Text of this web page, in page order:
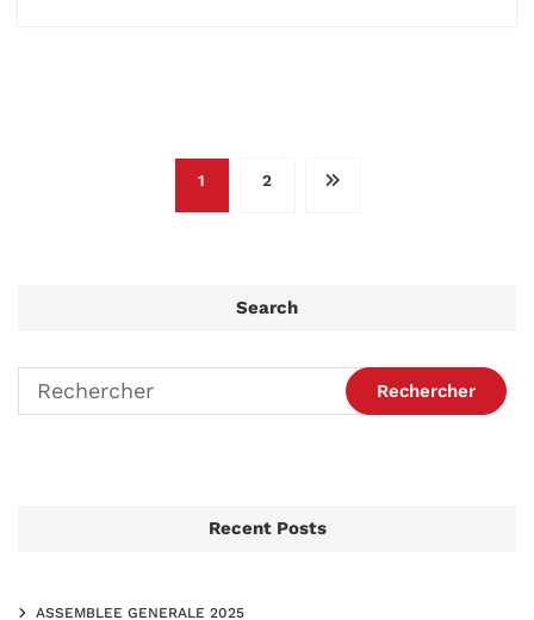
Pagination
1 2
Search
Recent Posts
ASSEMBLEE GENERALE 2025